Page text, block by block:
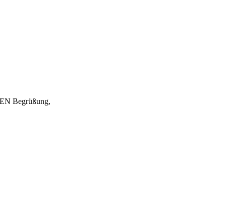
Begrüßung,